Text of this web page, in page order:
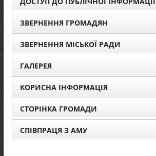
ЗВЕРНЕННЯ ГРОМАДЯН
ЗВЕРНЕННЯ МІСЬКОЇ РАДИ
ГАЛЕРЕЯ
КОРИСНА ІНФОРМАЦІЯ
СТОРІНКА ГРОМАДИ
СПІВПРАЦЯ З АМУ